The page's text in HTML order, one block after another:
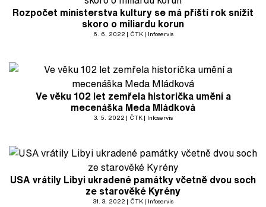
Rozpočet ministerstva kultury se má příští rok snížit
skoro o miliardu korun
6. 6. 2022 ČTK Infoservis
Ve věku 102 let zemřela historička umění a
mecenáška Meda Mládková
3. 5. 2022 ČTK Infoservis
USA vrátily Libyi ukradené památky včetně dvou soch
ze starověké Kyrény
31. 3. 2022 ČTK Infoservis